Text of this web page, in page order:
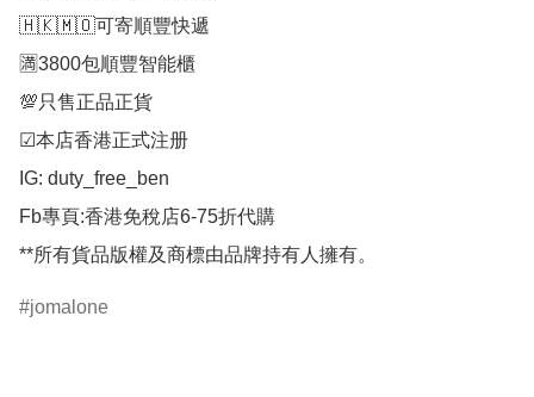
🇭🇰🇲🇴可寄順豐快遞
🈵3800包順豐智能櫃
💯只售正品正貨
☑︎本店香港正式注册
IG: duty_free_ben
Fb專頁:香港免稅店6-75折代購
**所有貨品版權及商標由品牌持有人擁有。
jomalone